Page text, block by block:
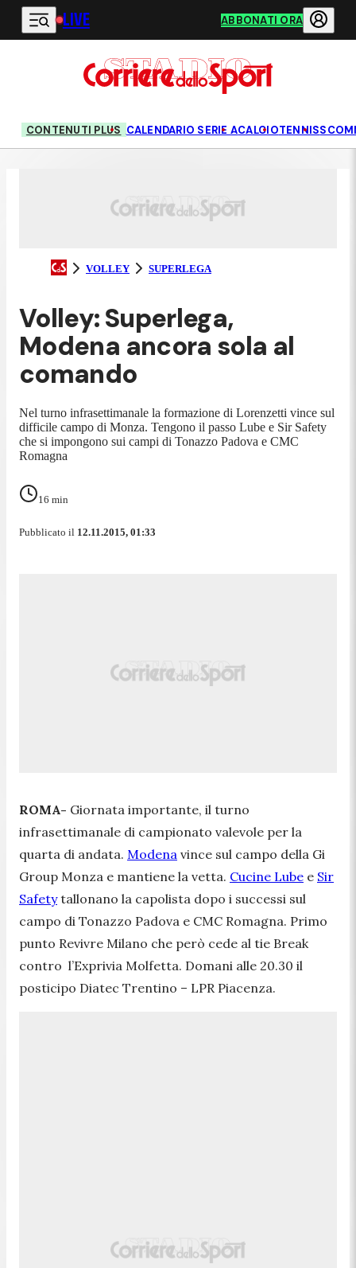
Vai al contenuto principale
LIVE ABBONATI ORA
CONTENUTI PLUS CALENDARIO SERIE ACALCIOTENNIS
VOLLEY SUPERLEGA
Volley: Superlega,
Modena ancora sola al
comando
Nel turno infrasettimanale la formazione di Lorenzetti vince sul
difficile campo di Monza. Tengono il passo Lube e Sir Safety
che si impongono sui campi di Tonazzo Padova e CMC
Romagna
16 min
Pubblicato il 12.11.2015, 01:33
ROMA- Giornata importante, il turno
infrasettimanale di campionato valevole per la
quarta di andata. Modena vince sul campo della Gi
Group Monza e mantiene la vetta. Cucine Lube e Sir
Safetytallonano la capolista dopo i successi sul
campo di Tonazzo Padova e CMC Romagna. Primo
punto Revivre Milano che però cede al tie Break
contro l’Exprivia Molfetta. Domani alle 20.30 il
posticipo Diatec Trentino – LPR Piacenza.